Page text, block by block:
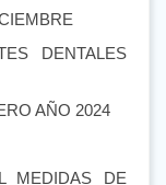
DENTALES
AÑO 2024
MEDIDAS DE